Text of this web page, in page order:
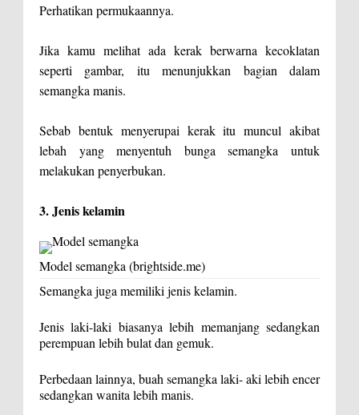
Perhatikan permukaannya.
Jika kamu melihat ada kerak berwarna kecoklatan
seperti gambar, itu menunjukkan bagian dalam
semangka manis.
Sebab bentuk menyerupai kerak itu muncul akibat
lebah yang menyentuh bunga semangka untuk
melakukan penyerbukan.
3. Jenis kelamin
Model semangka (brightside.me)
Semangka juga memiliki jenis kelamin.
Jenis laki-laki biasanya lebih memanjang sedangkan
perempuan lebih bulat dan gemuk.
Perbedaan lainnya, buah semangka laki- aki lebih encer
sedangkan wanita lebih manis.